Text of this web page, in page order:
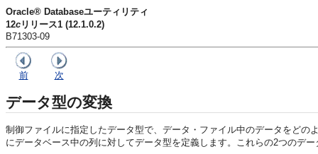
Oracle® Databaseユーティリティ
12c リリース1 (12.1.0.2)
B71303-09
前 次
データ型の変換
制御ファイルに指定したデータ型で、データ・ファイル中のデータをど
にデータベース中の列に対してデータ型を定義します。これらの2つのデ